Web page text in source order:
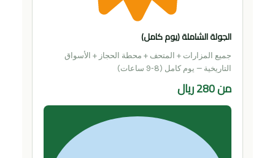
الجولة الشاملة (يوم كامل)
جميع المزارات + المتحف + محطة الحجاز + الأسواق
التاريخية — يوم كامل (8-9 ساعات)
من 280 ريال